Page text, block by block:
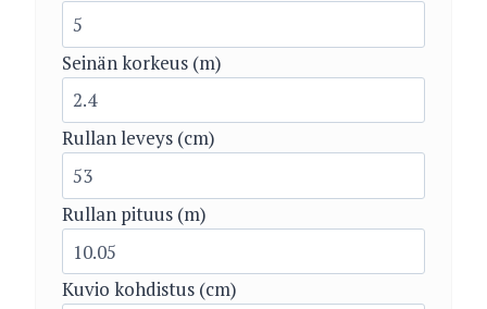
Seinän korkeus (m)
Rullan leveys (cm)
Rullan pituus (m)
Kuvio kohdistus (cm)